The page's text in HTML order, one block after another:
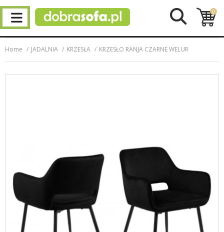
0
Home JADALNIA KRZESŁA KRZESŁO RANJA CZARNE WELUR